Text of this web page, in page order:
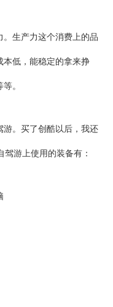
生产力这个消费上的品
本低，能稳定的拿来挣
。
游。买了创酷以后，我还
游上使用的装备有：